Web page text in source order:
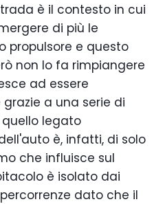
è il contesto in cui
di più le
propulsore e questo
non lo fa rimpiangere
ad essere
a una serie di
legato
è, infatti, di solo
che influisce sul
è isolato dai
dato che il